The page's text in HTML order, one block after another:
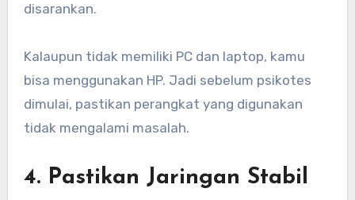
disarankan.
Kalaupun tidak memiliki PC dan laptop, kamu
bisa menggunakan HP. Jadi sebelum psikotes
dimulai, pastikan perangkat yang digunakan
tidak mengalami masalah.
4. Pastikan Jaringan Stabil